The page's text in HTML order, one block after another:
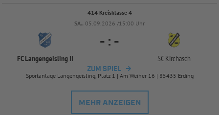
414 Kreisklasse 4
SA.. 05.09.2026 /15:00 Uhr
FC Langengeisling II
- : -
SC Kirchasch
ZUM SPIEL
Sportanlage Langengeisling, Platz 1 | Am Weiher 16 | 85435 Erding
MEHR ANZEIGEN